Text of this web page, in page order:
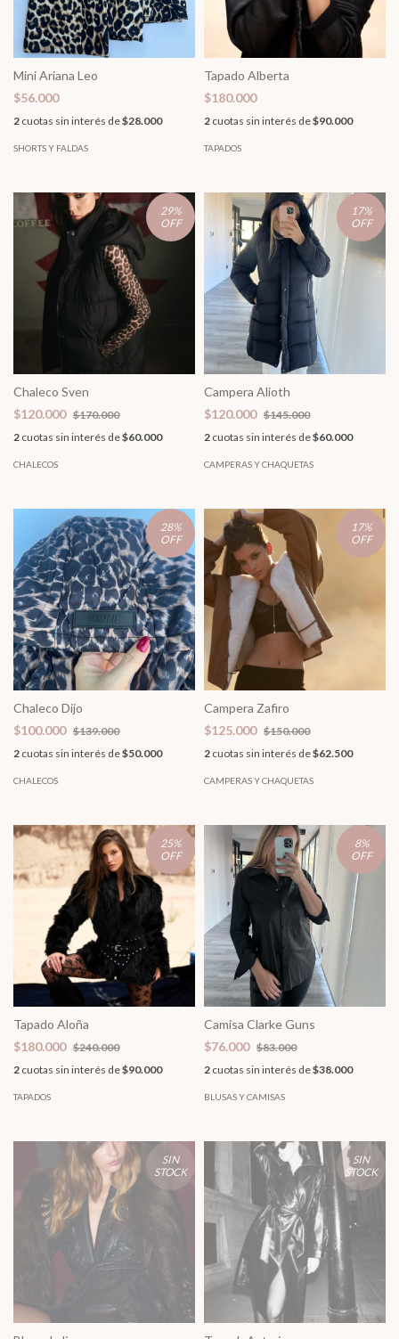
Mini Ariana Leo
$56.000
2 cuotas sin interés de$28.000
SHORTS Y FALDAS
Tapado Alberta
$180.000
2 cuotas sin interés de$90.000
TAPADOS
29%
OFF
Chaleco Sven
$120.000 $170.000
2 cuotas sin interés de$60.000
CHALECOS
17%
OFF
Campera Alioth
$120.000 $145.000
2 cuotas sin interés de$60.000
CAMPERAS Y CHAQUETAS
28%
OFF
Chaleco Dijo
$100.000 $139.000
2 cuotas sin interés de$50.000
CHALECOS
17%
OFF
Campera Zafiro
$125.000 $150.000
2 cuotas sin interés de$62.500
CAMPERAS Y CHAQUETAS
25%
OFF
Tapado Aloña
$180.000 $240.000
2 cuotas sin interés de$90.000
TAPADOS
8%
OFF
Camisa Clarke Guns
$76.000 $83.000
2 cuotas sin interés de$38.000
BLUSAS Y CAMISAS
SIN
STOCK
SIN
STOCK